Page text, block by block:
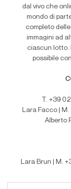
dal vivo che
mondo di
completo
immagini ad
ciascun lotto.
possibile
T. +39
Lara Facco |
Alberto
Lara Brun | M .